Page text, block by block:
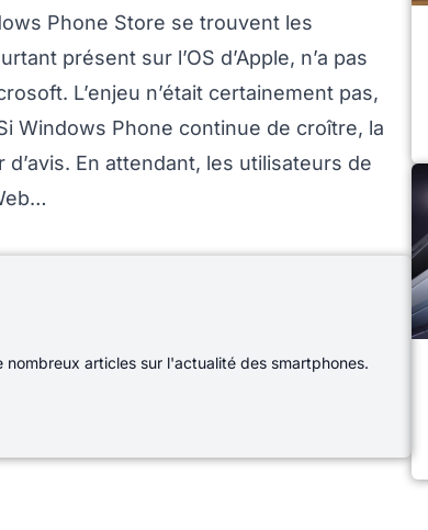
Phone Store se trouvent les
présent sur l’OS d’Apple, n’a pas
L’enjeu n’était certainement pas,
Windows Phone continue de croître, la
En attendant, les utilisateurs de
articles sur l'actualité des smartphones.